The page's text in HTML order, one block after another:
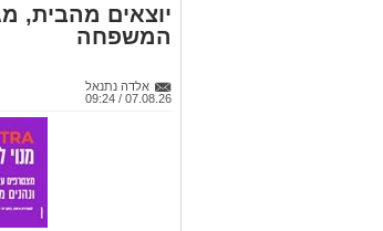
יוצאים מהבית,
המשפחה
אלדה נתנאל
07.08.26 / 09:24